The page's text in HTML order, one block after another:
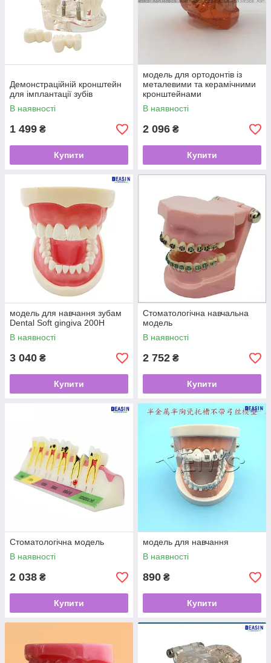
Демонстраційній кронштейн
для імплантації зубів
В наявності
1 499 ₴
Купити
модель для ортодонтів із
металевими та керамічними
кронштейнами
В наявності
2 096 ₴
Купити
модель для навчання зубам
Dental Soft gingiva 200H
В наявності
3 040 ₴
Купити
Стоматологічна навчальна
модель
В наявності
2 752 ₴
Купити
Стоматологічна модель
В наявності
2 038 ₴
Купити
модель для навчання
В наявності
890 ₴
Купити